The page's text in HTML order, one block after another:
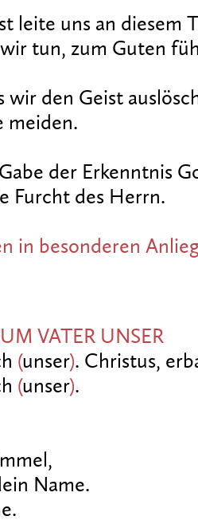
leite uns an diesem
tun, zum Guten
wir den Geist
meiden.
der Erkenntnis
Furcht des Herrn.
in besonderen
VATER UNSER
(unser). Christus,
(unser).
Name.